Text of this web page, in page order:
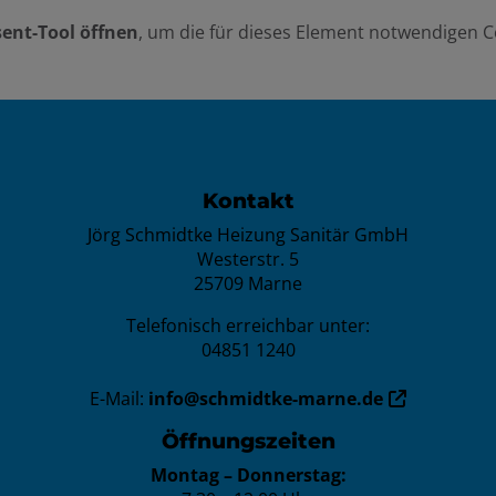
Tool öffnen, um die für dieses Element notwendigen
Kontakt
Jörg Schmidtke Heizung Sanitär GmbH
Westerstr. 5
25709 Marne
Telefonisch erreichbar unter:
04851 1240
E-Mail: info@schmidtke-marne.de
Öffnungszeiten
Montag – Donnerstag: